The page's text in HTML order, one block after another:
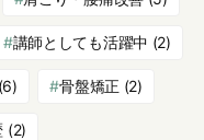
講師としても活躍中 (2)
骨盤矯正 (2)
(2)